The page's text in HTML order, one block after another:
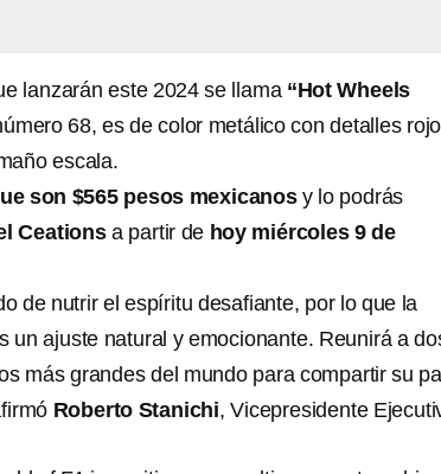
lanzarán este 2024 se llama“Hot Wheels
68, es de color metálico con detalles
escala.
son $565 pesos mexicanosy lo podrás
Ceationsa partir de hoy miércoles 9 de
de nutrir el espíritu desafiante, por lo que la
un ajuste natural y emocionante. Reunirá a
más grandes del mundo para compartir su
Roberto Stanichi, Vicepresidente